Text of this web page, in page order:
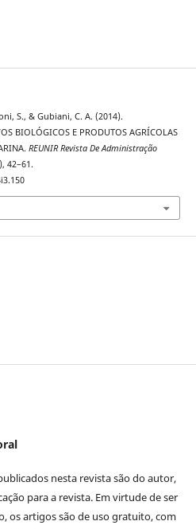
S., & Gubiani, C. A. (2014).
BIOLÓGICOS E PRODUTOS AGRÍCOLAS
REUNIR Revista De Administração
42–61.
nesta revista são do autor,
para a revista. Em virtude de ser
os artigos são de uso gratuito, com